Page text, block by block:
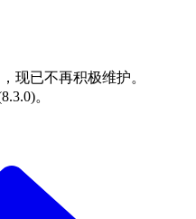
现已不再积极维护。
8.3.0)。